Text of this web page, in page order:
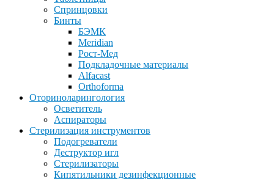
Спринцовки
Бинты
БЭМК
Meridian
Рост-Мед
Подкладочные материалы
Alfacast
Orthoforma
Оториноларингология
Осветитель
Аспираторы
Стерилизация инструментов
Подогреватели
Деструктор игл
Стерилизаторы
Кипятильники дезинфекционные